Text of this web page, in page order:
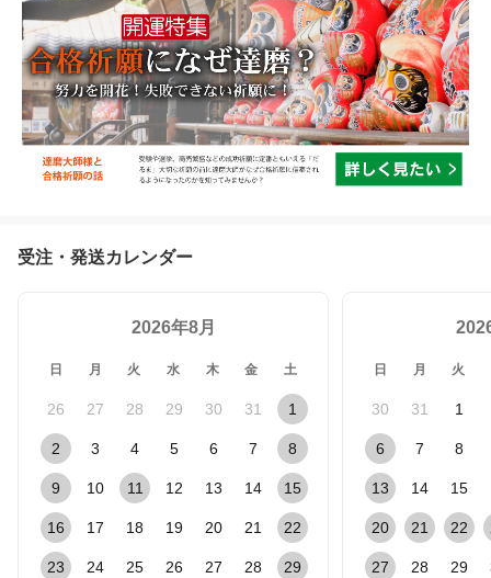
受注・発送カレンダー
2026年8月
日 月 火 水 木 金 土
26 27 28 29 30 31 1
2 3 4 5 6 7 8
9 10 11 12 13 14 15
16 17 18 19 20 21 22
23 24 25 26 27 28 29
日 月 火
30 31 1
6 7 8
13 14 15
20 21 22
27 28 29